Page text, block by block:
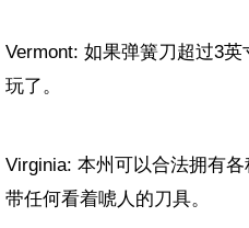
Vermont: 如果弹簧刀超过3
玩了。
Virginia: 本州可以合法拥有
带任何看着唬人的刀具。